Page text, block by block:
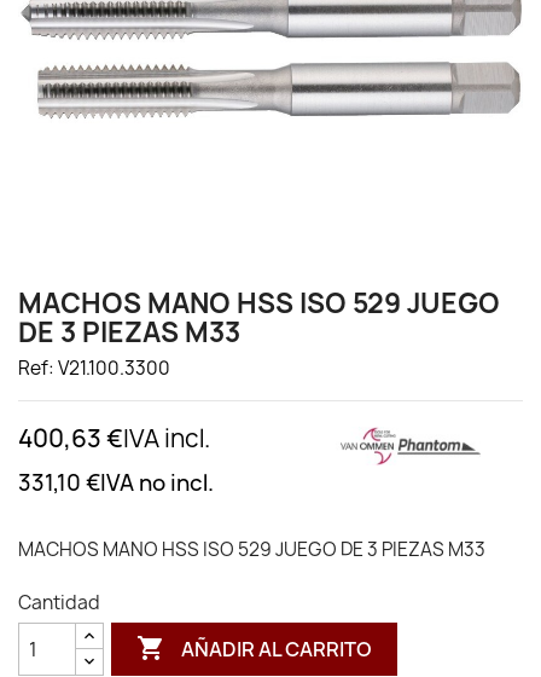
MACHOS MANO HSS ISO 529 JUEGO
DE 3 PIEZAS M33
Ref: V21.100.3300
400,63 €IVA incl.
331,10 €IVA no incl.
MACHOS MANO HSS ISO 529 JUEGO DE 3 PIEZAS M33
Cantidad
 AÑADIR AL CARRITO